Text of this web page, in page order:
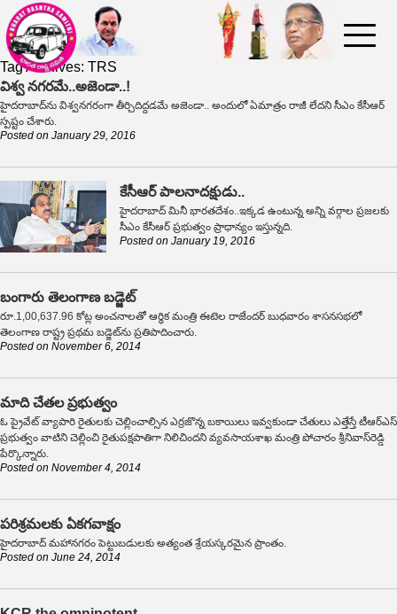
Tag Archives: TRS
విశ్వ నగరమే..అజెండా..!
హైదరాబాద్‌ను విశ్వనగరంగా తీర్చిదిద్దడమే అజెండా.. అందులో ఏమాత్రం రాజీ లేదని సీఎం కేసీఆర్
స్పష్టం చేశారు.
Posted on January 29, 2016
కేసీఆర్ పాలనాదక్షుడు..
హైదరాబాద్ మినీ భారతదేశం..ఇక్కడ ఉంటున్న అన్ని వర్గాల ప్రజలకు
సీఎం కేసీఆర్ ప్రభుత్వం ప్రాధాన్యం ఇస్తున్నది.
Posted on January 19, 2016
బంగారు తెలంగాణ బడ్జెట్
రూ.1,00,637.96 కోట్ల అంచనాలతో ఆర్థిక మంత్రి ఈటెల రాజేందర్ బుధవారం శాసనసభలో
తెలంగాణ రాష్ట్ర ప్రథమ బడ్జెట్‌ను ప్రతిపాదించారు.
Posted on November 6, 2014
మాది చేతల ప్రభుత్వం
ఓ ప్రైవేట్ వ్యాపారి రైతులకు చెల్లించాల్సిన ఎర్రజొన్న బకాయిలు ఇవ్వకుండా చేతులు ఎత్తేస్తే టీఆర్‌ఎస్
ప్రభుత్వం వాటిని చెల్లించి రైతుపక్షపాతిగా నిలిచిందని వ్యవసాయశాఖ మంత్రి పోచారం శ్రీనివాస్‌రెడ్డి
పేర్కొన్నారు.
Posted on November 4, 2014
పరిశ్రమలకు ఏకగవాక్షం
హైదరాబాద్ మహానగరం పెట్టుబడులకు అత్యంత శ్రేయస్కరమైన ప్రాంతం.
Posted on June 24, 2014